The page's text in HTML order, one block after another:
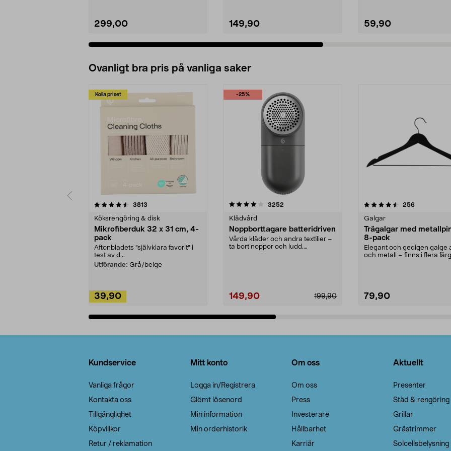
299,00 149,90 59,90
Ovanligt bra pris på vanliga saker
Kolla priset
3813
Köksrengöring & disk
Mikrofiberduk 32 x 31 cm, 4-
pack
Aftonbladets "självklara favorit” i
test av d...
Utförande: Grå/beige
39,90
-25%
4.0av 5 stjärnor 3252
Klädvård
Noppborttagare batteridriven
Vårda kläder och andra textilier –
ta bort noppor och ludd.
199,90
149,90
4.5av 5 stjärnor 256recensioner
Galgar
Trägalgar med
8-pack
Elegant och gedigen galge
och metall – finns i flera
79,90
4.0av 5 stjärnor
Kundservice
Vanliga frågor
Kontakta oss
Tillgänglighet
Köpvillkor
Retur / reklamation
Mitt konto
Logga in/Registrera
Glömt lösenord
Min information
Min orderhistorik
Om oss
Om oss
Press
Investerare
Hållbarhet
Karriär
Aktuellt
Presenter
Städ & rengöring
Grillar
Grästrimmer
Solcellsbelysning